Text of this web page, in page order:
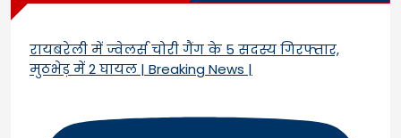
रायबरेली में ज्वेलर्स चोरी गैंग के 5 सदस्य गिरफ्तार,
मुठभेड़ में 2 घायल | Breaking News |